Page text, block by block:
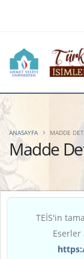
Madde
ANASAYFA MADDE
TEİS'in
Eserler